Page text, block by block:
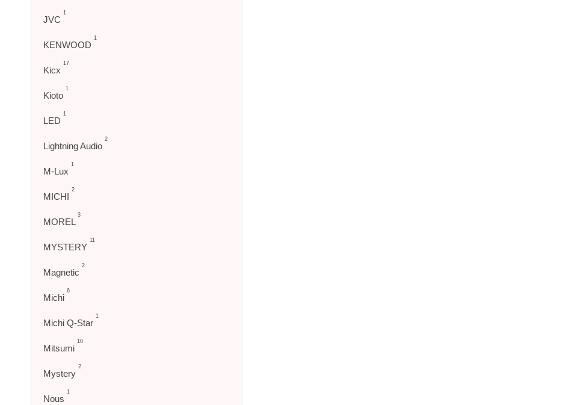
JVC
1
KENWOOD
1
Kicx
17
Kioto
1
LED
1
Lightning Audio
2
M-Lux
1
MICHI
2
MOREL
3
MYSTERY
11
Magnetic
2
Michi
6
Michi Q-Star
1
Mitsumi
10
Mystery
2
Nous
1